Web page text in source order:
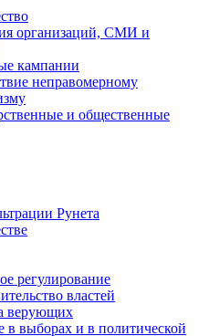
организаций, СМИ и
кампании
неправомерному
и общественные
Рунета
регулирование
властей
верующих
в выборах и в политической